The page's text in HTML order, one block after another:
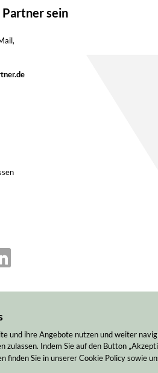
Partner sein
und ihre Angebote nutzen und weiter
zulassen. Indem Sie auf den Button
finden Sie in unserer Cookie Policy sowie